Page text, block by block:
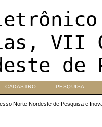
VII
de
CADASTRO PESQUISA
Norte Nordeste de Pesquisa e